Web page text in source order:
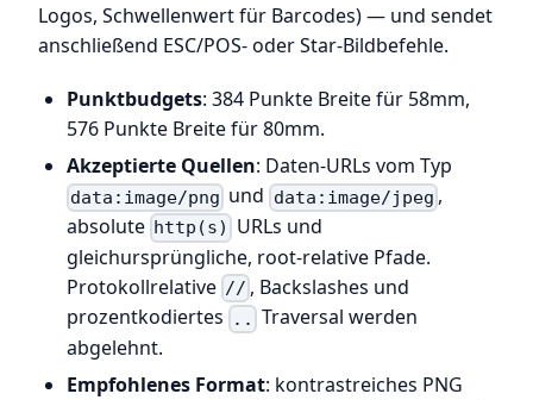
Logos, Schwellenwert für Barcodes) — und sendet
anschließend ESC/POS- oder Star-Bildbefehle.
Punktbudgets: 384 Punkte Breite für 58mm,
576 Punkte Breite für 80mm.
Akzeptierte Quellen: Daten-URLs vom Typ
data:image/png und data:image/jpeg ,
absolute http(s)
URLs und
gleichursprüngliche, root-relative Pfade.
Protokollrelative // , Backslashes und
prozentkodiertes
.. Traversal werden
abgelehnt.
Empfohlenes Format: kontrastreiches PNG